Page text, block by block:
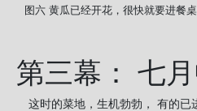
图六 黄瓜已经开花，很快就要进餐
第三幕： 七
这时的菜地，生机勃勃， 有的